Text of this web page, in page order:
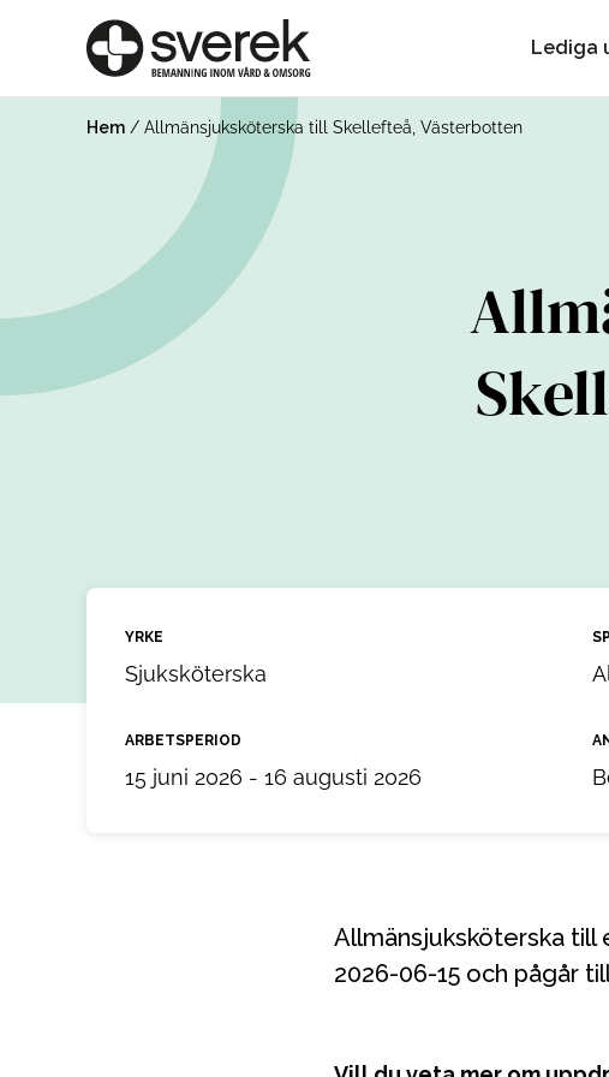
Lediga
Hem / Allmänsjuksköterska till Skellefteå, Västerbotten
YRKE
Sjuksköterska
ARBETSPERIOD
15 juni 2026 - 16 augusti 2026
Allmänsjuksköterska till ett uppdrag i Skellefteå, Västerbotten. Uppdraget startar
2026-06-15 och pågår